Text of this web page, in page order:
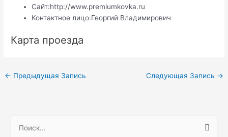
Сайт:http://www.premiumkovka.ru
Контактное лицо:Георгий Владимирович
Карта проезда
Навигация
← Предыдущая Запись Следующая Запись →